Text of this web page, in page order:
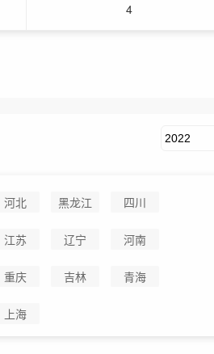
4
河北 黑龙江 四川
江苏 辽宁 河南
重庆 吉林 青海
上海